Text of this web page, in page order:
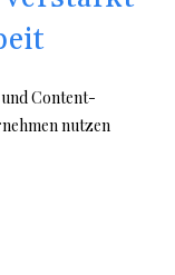
und Content-
nutzen